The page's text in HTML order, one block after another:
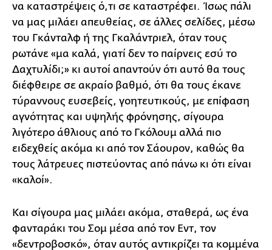
να καταστρέψεις ό,τι σε καταστρέφει. Ίσως πάλι
να μας μιλάει απευθείας, σε άλλες σελίδες, μέσω
του Γκάνταλφ ή της Γκαλάντριελ, όταν τους
ρωτάνε «μα καλά, γιατί δεν το παίρνεις εσύ το
Δαχτυλίδι;» κι αυτοί απαντούν ότι αυτό θα τους
διέφθειρε σε ακραίο βαθμό, ότι θα τους έκανε
τύραννους ευσεβείς, γοητευτικούς, με επίφαση
αγνότητας και υψηλής φρόνησης, σίγουρα
λιγότερο άθλιους από το Γκόλουμ αλλά πιο
ειδεχθείς ακόμα κι από τον Σάουρον, καθώς θα
τους λάτρευες πιστεύοντας από πάνω κι ότι είναι
«καλοί».
Και σίγουρα μας μιλάει ακόμα, σταθερά, ως ένα
φανταράκι του Σομ μέσα από τον Εντ, τον
«δεντροβοσκό», όταν αυτός αντικρίζει τα κομμένα